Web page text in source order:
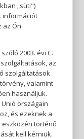
„süti")
információt
az Ön
2003. évi C.
az
szolgáltatások
valamint
használjuk.
országain
és ezeknek a
történő
kell kérniük.